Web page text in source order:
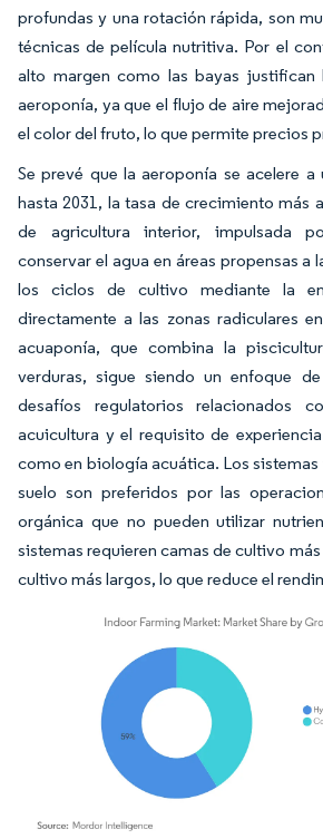
profundas y una rotación rápida, son
técnicas de película nutritiva. Por el
alto margen como las bayas
aeroponía, ya que el flujo de aire
el color del fruto, lo que permite precios
Se prevé que la aeroponía se acelere a
hasta 2031, la tasa de crecimiento más
de agricultura interior, impulsada
conservar el agua en áreas propensas a
los ciclos de cultivo mediante la
directamente a las zonas radiculares
acuaponía, que combina la
verduras, sigue siendo un enfoque
desafíos regulatorios relacionados
acuicultura y el requisito de
como en biología acuática. Los
suelo son preferidos por las
orgánica que no pueden utilizar
sistemas requieren camas de cultivo
cultivo más largos, lo que reduce el